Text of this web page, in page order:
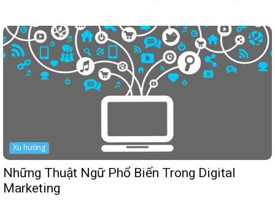
Xu hướng
Những Thuật Ngữ Phổ Biến Trong Digital
Marketing